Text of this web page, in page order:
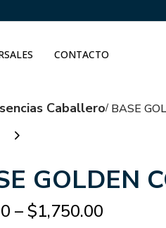
CONTACTO
Caballero BASE
GOLDEN
– $1,750.00